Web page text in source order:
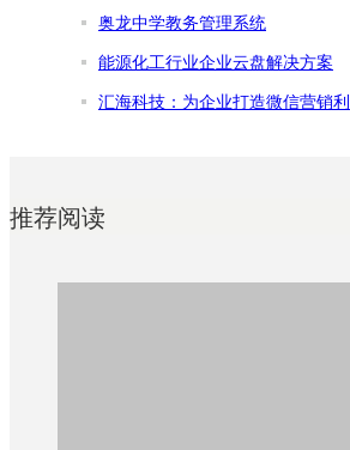
奥龙中学教务管理系统
能源化工行业企业云盘解决方案
汇海科技：为企业打造微信营销利器！
推荐阅读